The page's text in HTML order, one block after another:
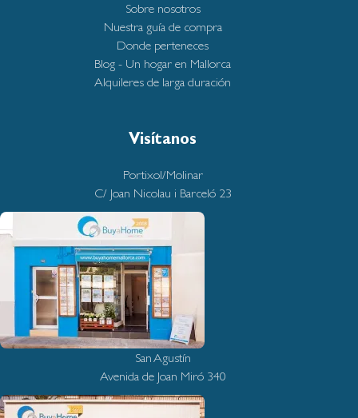
Sobre nosotros
Nuestra guía de compra
Donde perteneces
Blog - Un hogar en Mallorca
Alquileres de larga duración
Visítanos
Portixol/Molinar
C/ Joan Nicolau i Barceló 23
San Agustín
Avenida de Joan Miró 340